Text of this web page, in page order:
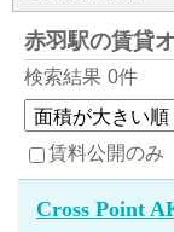
赤羽駅の賃貸
検索結果 0件
賃料公開のみ
Cross Point